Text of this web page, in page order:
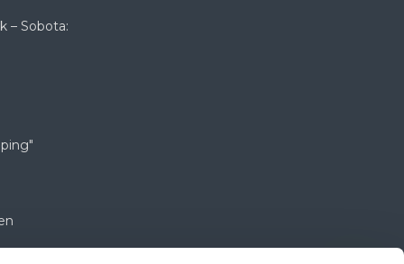
– Sobota: